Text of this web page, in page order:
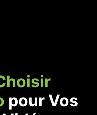
pour Vos